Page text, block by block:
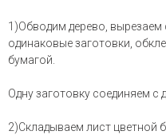
1)Обводим дерево, вырезаем
одинаковые заготовки,
бумагой.
Одну заготовку соединяем с
2)Складываем лист цветной